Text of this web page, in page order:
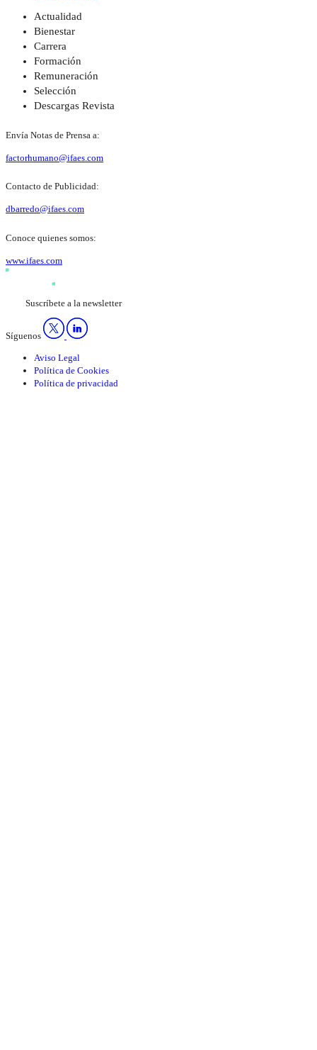
Actualidad
Bienestar
Carrera
Formación
Remuneración
Selección
Descargas Revista
Envía Notas de Prensa a:
factorhumano@ifaes.com
Contacto de Publicidad:
dbarredo@ifaes.com
Conoce quienes somos:
www.ifaes.com
Suscríbete a la newsletter
Síguenos
Aviso Legal
Política de Cookies
Política de privacidad